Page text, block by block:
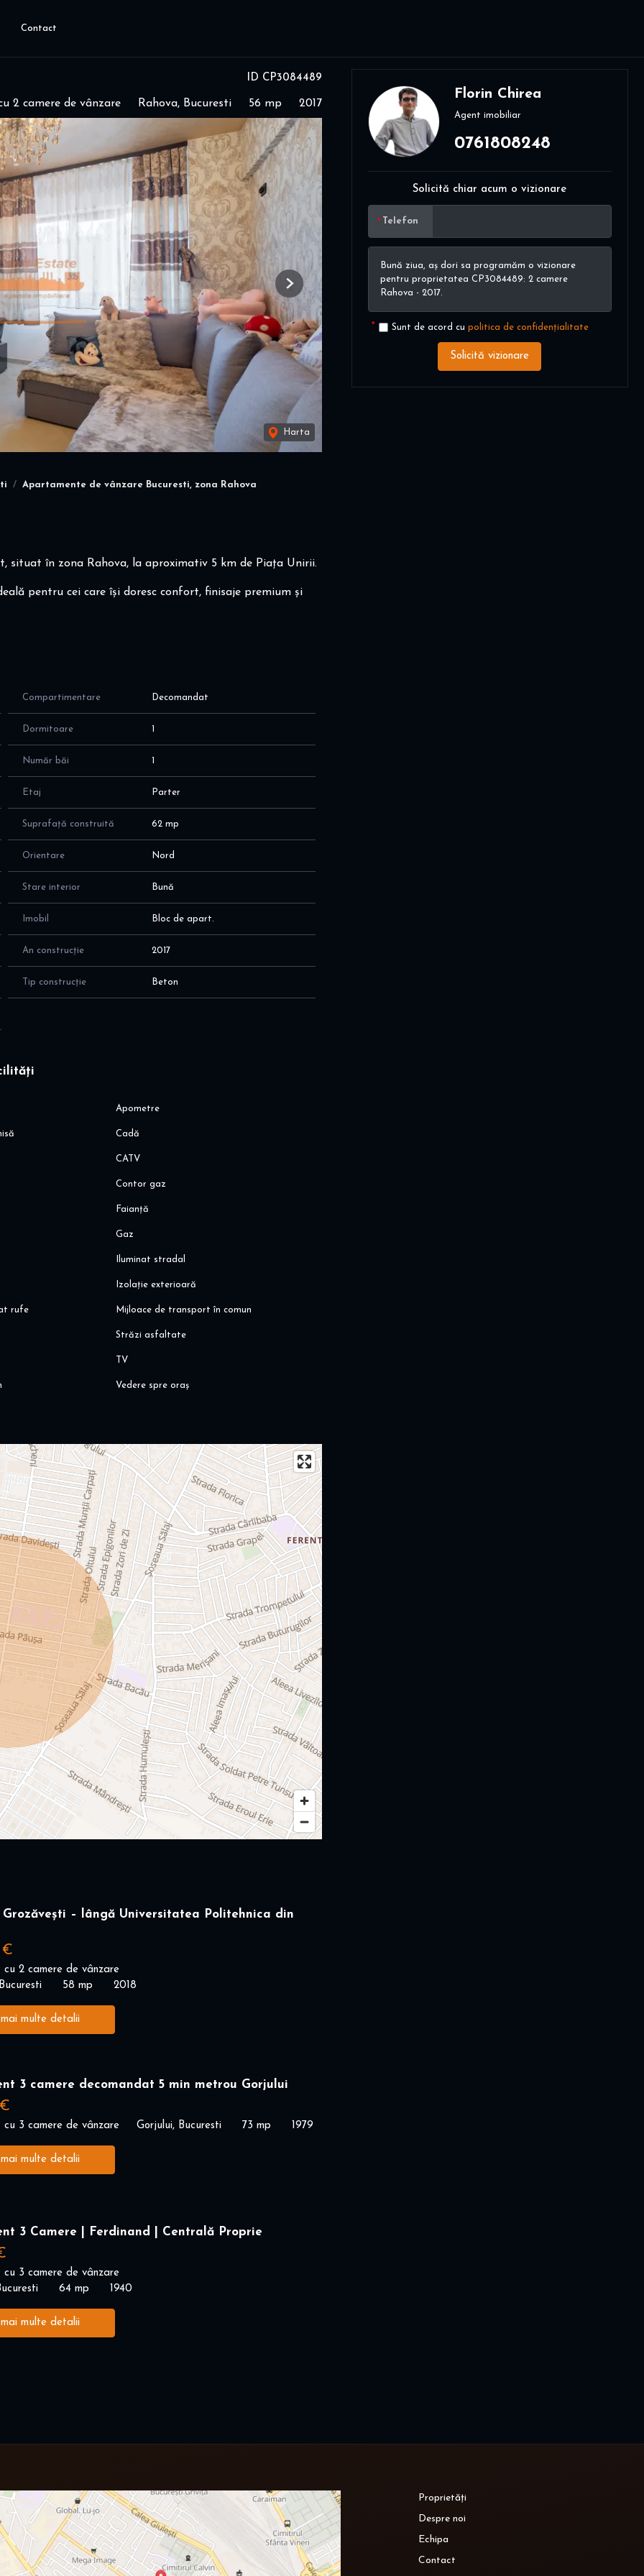
Contact
ID CP3084489
2 camere de vânzare Rahova, Bucuresti 56 mp 2017
Harta
Next
Apartamente de vânzare Bucuresti, zona Rahova
situat în zona Rahova, la aproximativ 5 km de Piața Unirii.
pentru cei care își doresc confort, finisaje premium și
rugăm să ne contactați.
Compartimentare Decomandat
Dormitoare 1
Număr băi 1
Etaj Parter
Suprafață construită 62 mp
Orientare Nord
Stare interior Bună
Imobil Bloc de apart.
An construcție 2017
Tip construcție Beton
Apometre
Cadă
CATV
Contor gaz
Faianță
Gaz
Iluminat stradal
Izolație exterioară
rufe Mijloace de transport în comun
Străzi asfaltate
TV
Vedere spre oraș
Florin Chirea
Agent imobiliar
0761808248
Solicită chiar acum o vizionare
Telefon
Sunt de acord cu politica de confidențialitate
Solicită vizionare
Grozăvești – lângă Universitatea Politehnica din
€
2 camere de vânzare
58 mp 2018
mai multe detalii
3 camere decomandat 5 min metrou Gorjului
3 camere de vânzare Gorjului, Bucuresti 73 mp 1979
mai multe detalii
3 Camere | Ferdinand | Centrală Proprie
3 camere de vânzare
64 mp 1940
mai multe detalii
Proprietăți
Despre noi
Echipa
Contact